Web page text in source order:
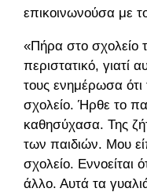
επικοινωνούσα με
«Πήρα στο σχολείο
περιστατικό, γιατί
τους ενημέρωσα
σχολείο. Ήρθε το
καθησύχασα. Της
των παιδιών. Μου
σχολείο. Εννοείται
άλλο. Αυτά τα